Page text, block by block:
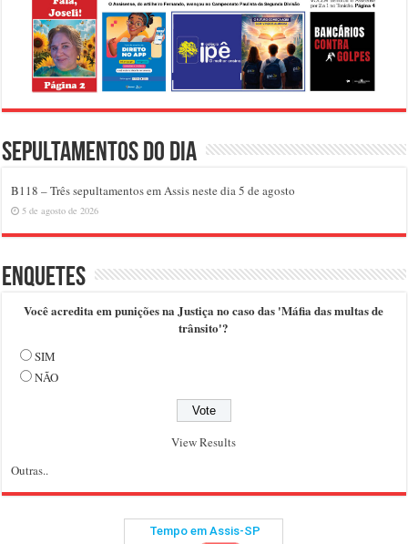
Sepultamentos do dia
B118 – Três sepultamentos em Assis neste dia 5 de agosto
5 de agosto de 2026
Enquetes
Você acredita em punições na Justiça no caso das 'Máfia das multas de
trânsito'?
SIM
NÃO
View Results
Outras..